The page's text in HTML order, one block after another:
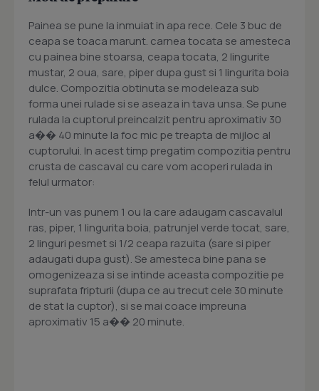
Painea se pune la inmuiat in apa rece. Cele 3 buc de
ceapa se toaca marunt. carnea tocata se amesteca
cu painea bine stoarsa, ceapa tocata, 2 lingurite
mustar, 2 oua, sare, piper dupa gust si 1 lingurita boia
dulce. Compozitia obtinuta se modeleaza sub
forma unei rulade si se aseaza in tava unsa. Se pune
rulada la cuptorul preincalzit pentru aproximativ 30
a�� 40 minute la foc mic pe treapta de mijloc al
cuptorului. In acest timp pregatim compozitia pentru
crusta de cascaval cu care vom acoperi rulada in
felul urmator:
Intr-un vas punem 1 ou la care adaugam cascavalul
ras, piper, 1 lingurita boia, patrunjel verde tocat, sare,
2 linguri pesmet si 1/2 ceapa razuita (sare si piper
adaugati dupa gust). Se amesteca bine pana se
omogenizeaza si se intinde aceasta compozitie pe
suprafata fripturii (dupa ce au trecut cele 30 minute
de stat la cuptor), si se mai coace impreuna
aproximativ 15 a�� 20 minute.